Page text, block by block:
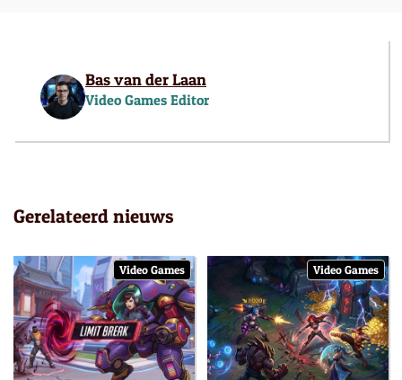
Bas van der Laan
Video Games Editor
Gerelateerd nieuws
Video Games Video Games